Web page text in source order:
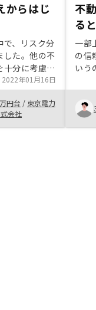
からはじ
で、リスク分
した。他の不
十分に考慮し
、担当者へ細
かりとした回
らったため信
2022年01月16日
円台 / 東京電力
会社
不
る
一部
の信
いう
に
最大
し
投資
した